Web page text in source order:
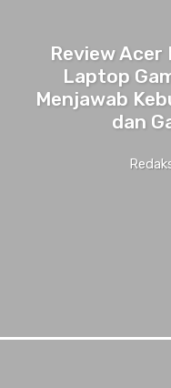
Review Acer
Laptop
Menjawab
dan